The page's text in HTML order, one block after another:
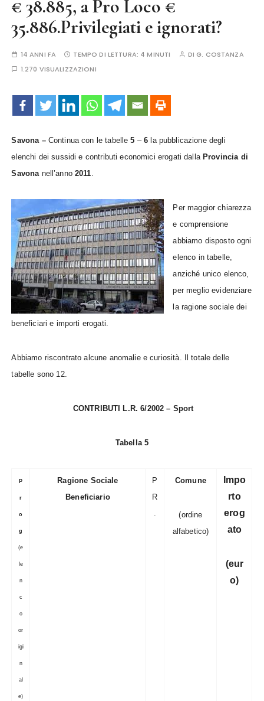
€ 38.885, a Pro Loco €
35.886.Privilegiati e ignorati?
14 ANNI FA TEMPO DI LETTURA: 4 MINUTI DIG. COSTANZA
1.270 VISUALIZZAZIONI
Savona – Continua con le tabelle5 –6 la pubblicazione degli
elenchi dei sussidi e contributi economici erogati dalla Provincia di
Savonanell’anno2011.
Per maggior chiarezza
e comprensione
abbiamo disposto ogni
elenco in tabelle,
anziché unico elenco,
per meglio evidenziare
la ragione sociale dei
beneficiari e importi erogati.
Abbiamo riscontrato alcune anomalie e curiosità. Il totale delle
tabelle sono 12.
CONTRIBUTI L.R. 6/2002 – Sport
Tabella 5
P
r
o
g
(e
le
n
c
o
or
igi
n
al
e)
Ragione Sociale
Beneficiario
P
R
.
Comune
(ordine
alfabetico)
Impo
rto
erog
ato
(eur
o)